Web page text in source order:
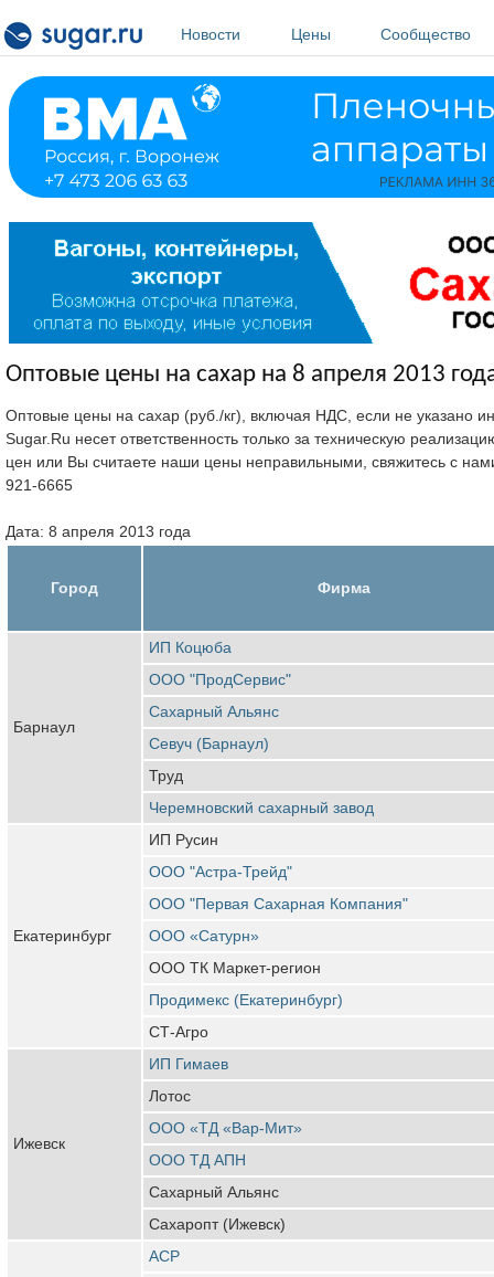
Новости
Цены Сообщество
Оптовые цены на сахар на 8 апреля 2013
Оптовые цены на сахар (руб./кг), включая НДС, если не указано
Sugar.Ru несет ответственность только за техническую
цен или Вы считаете наши цены неправильными, свяжитесь с
921-6665
Дата: 8 апреля 2013 года
Город Фирма
Барнаул
ИП Коцюба
ООО "ПродСервис"
Сахарный Альянс
Севуч (Барнаул)
Труд
Черемновский сахарный завод
Екатеринбург
ИП Русин
ООО "Астра-Трейд"
ООО "Первая Сахарная Компания"
ООО «Сатурн»
ООО ТК Маркет-регион
Продимекс (Екатеринбург)
СТ-Агро
Ижевск
ИП Гимаев
Лотос
ООО «ТД «Вар-Мит»
ООО ТД АПН
Сахарный Альянс
Сахаропт (Ижевск)
АСР